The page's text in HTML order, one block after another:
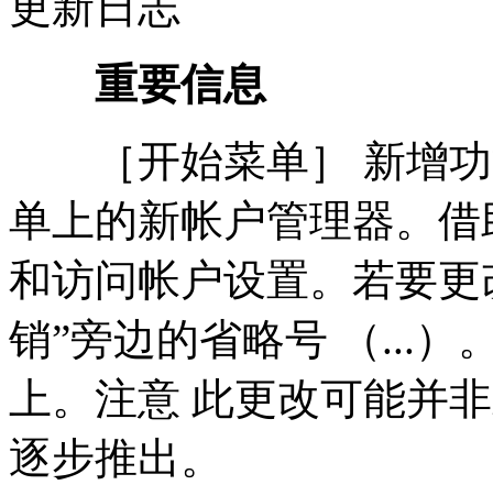
重要信息
［开始菜单］ 新增功
单上的新帐户管理器。
和访问帐户设置。若要
销”旁边的省略号 （...）
上。注意 此更改可能并
逐步推出。